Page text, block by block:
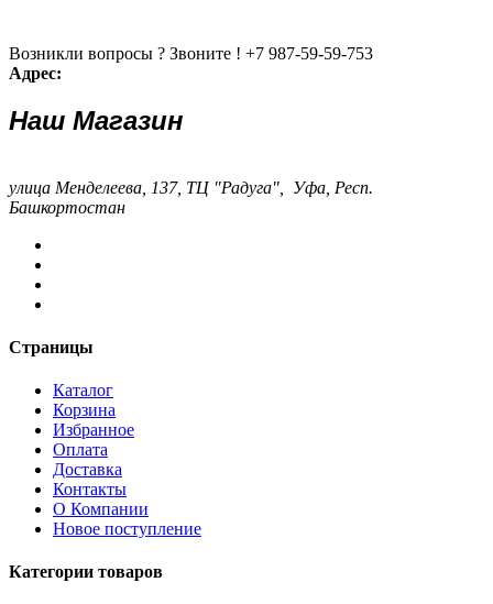
Возникли вопросы ? Звоните ! +7 987-59-59-753
Адрес:
Наш Магазин
улица Менделеева, 137, ТЦ "Радуга", Уфа, Респ.
Башкортостан
Страницы
Каталог
Корзина
Избранное
Оплата
Доставка
Контакты
О Компании
Новое поступление
Категории товаров